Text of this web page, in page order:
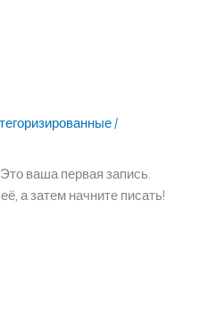
/
ваша первая запись.
а затем начните писать!